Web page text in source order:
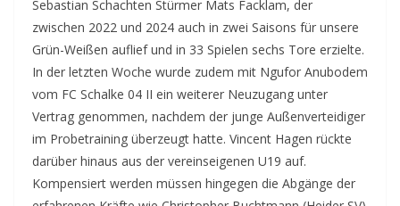
Sebastian Schachten Stürmer Mats Facklam, der
zwischen 2022 und 2024 auch in zwei Saisons für unsere
Grün-Weißen auflief und in 33 Spielen sechs Tore erzielte.
In der letzten Woche wurde zudem mit Ngufor Anubodem
vom FC Schalke 04 II ein weiterer Neuzugang unter
Vertrag genommen, nachdem der junge Außenverteidiger
im Probetraining überzeugt hatte. Vincent Hagen rückte
darüber hinaus aus der vereinseigenen U19 auf.
Kompensiert werden müssen hingegen die Abgänge der